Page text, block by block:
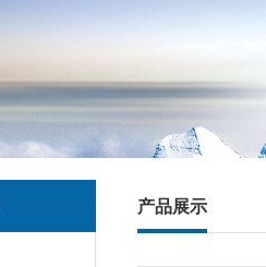
产品展示